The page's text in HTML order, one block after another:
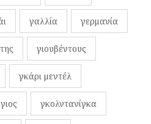
γαλλία γερμανία
γιουβέντους
γκάρι μεντέλ
γκολντανίγκα